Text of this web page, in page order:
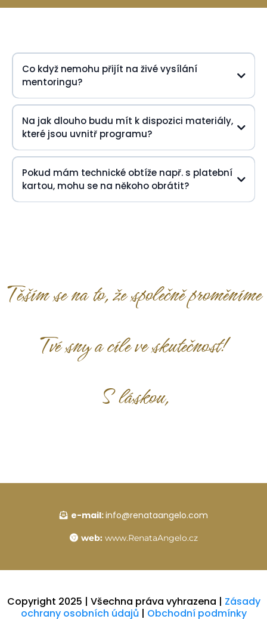
Co když nemohu přijít na živé vysílání
mentoringu?
Na jak dlouho budu mít k dispozici materiály,
které jsou uvnitř programu?
Pokud mám technické obtíže např. s platební
kartou, mohu se na někoho obrátit?
Těším se na to, že společně proměníme
Tvé sny a cíle ve skutečnost!
S láskou,
e-mail:info@renataangelo.com
web: www.RenataAngelo.cz
Copyright 2025 | Všechna práva vyhrazena | Zásady
ochrany osobních údajů| Obchodní podmínky